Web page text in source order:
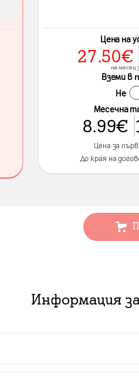
Цена на
27.50€
на месец
Вземи в
Не
Месечна
8.99€
Цена за
До края на
Информация